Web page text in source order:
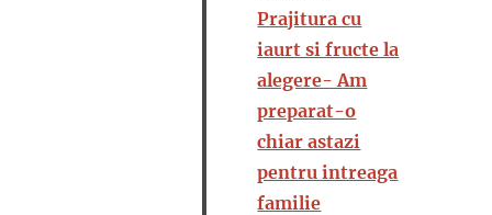
Prajitura cu
iaurt si fructe la
alegere- Am
preparat-o
chiar astazi
pentru intreaga
familie